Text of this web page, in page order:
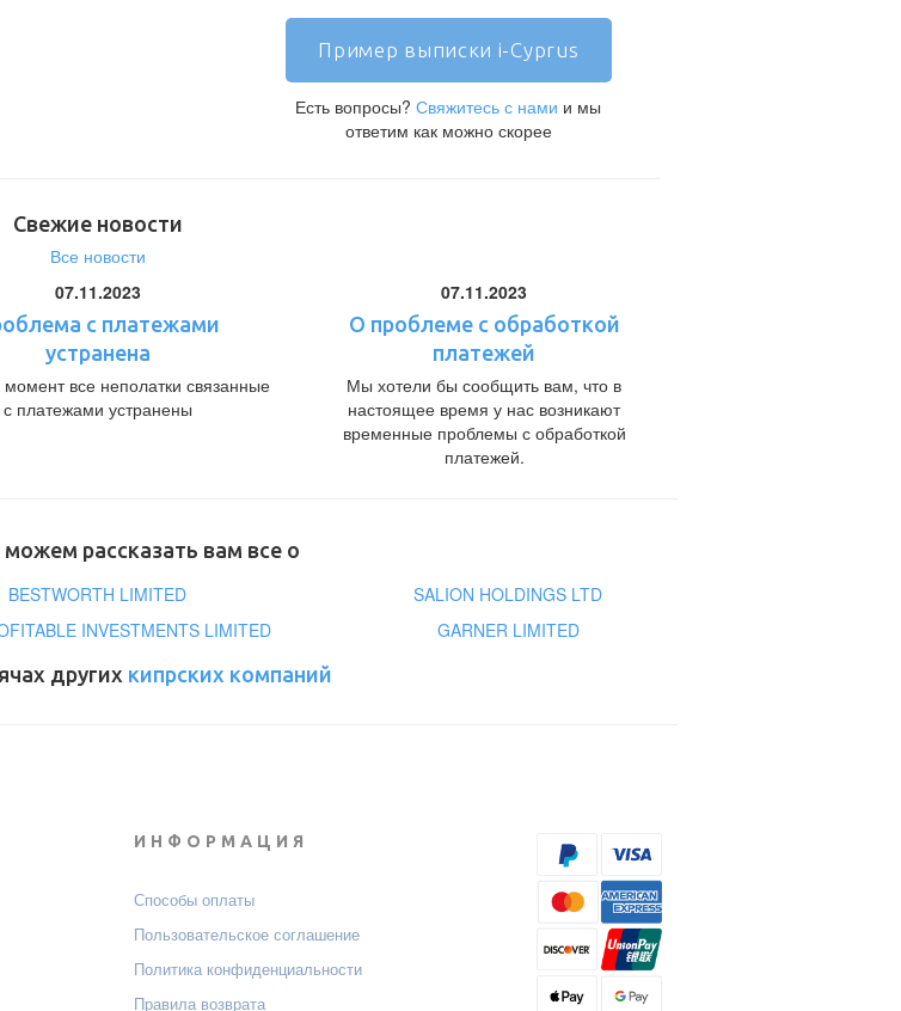
Пример выписки i-Cyprus
Есть вопросы?Свяжитесь с нами и мы
ответим как можно скорее
Свежие новости
Все новости
07.11.2023
с платежами
устранена
все неполатки связанные
с платежами устранены
07.11.2023
О проблеме с обработкой
платежей
Мы хотели бы сообщить вам, что в
настоящее время у нас возникают
временные проблемы с обработкой
платежей.
рассказать вам все о
BESTWORTH LIMITED
SALION HOLDINGS LTD
INVESTMENTS LIMITED
GARNER LIMITED
других кипрских компаний
ИНФОРМАЦИЯ
Способы оплаты
Пользовательское соглашение
Политика конфиденциальности
Правила возврата